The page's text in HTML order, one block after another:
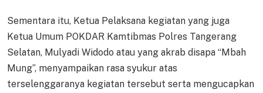
Sementara itu, Ketua Pelaksana kegiatan yang juga
Ketua Umum POKDAR Kamtibmas Polres Tangerang
Selatan, Mulyadi Widodo atau yang akrab disapa “Mbah
Mung”, menyampaikan rasa syukur atas
terselenggaranya kegiatan tersebut serta mengucapkan